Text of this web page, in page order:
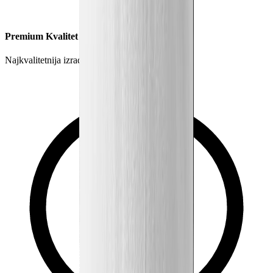
Premium Kvalitet
Najkvalitetnija izrada garderobe